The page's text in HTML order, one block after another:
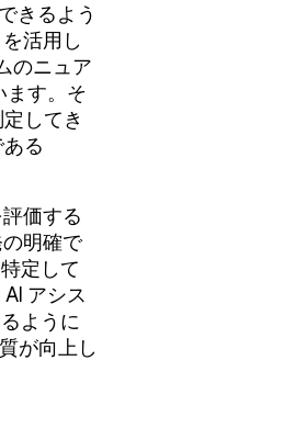
きるよう
活用し
のニュア
ます。そ
してき
る
価する
明確で
定して
アシス
ように
が向上し